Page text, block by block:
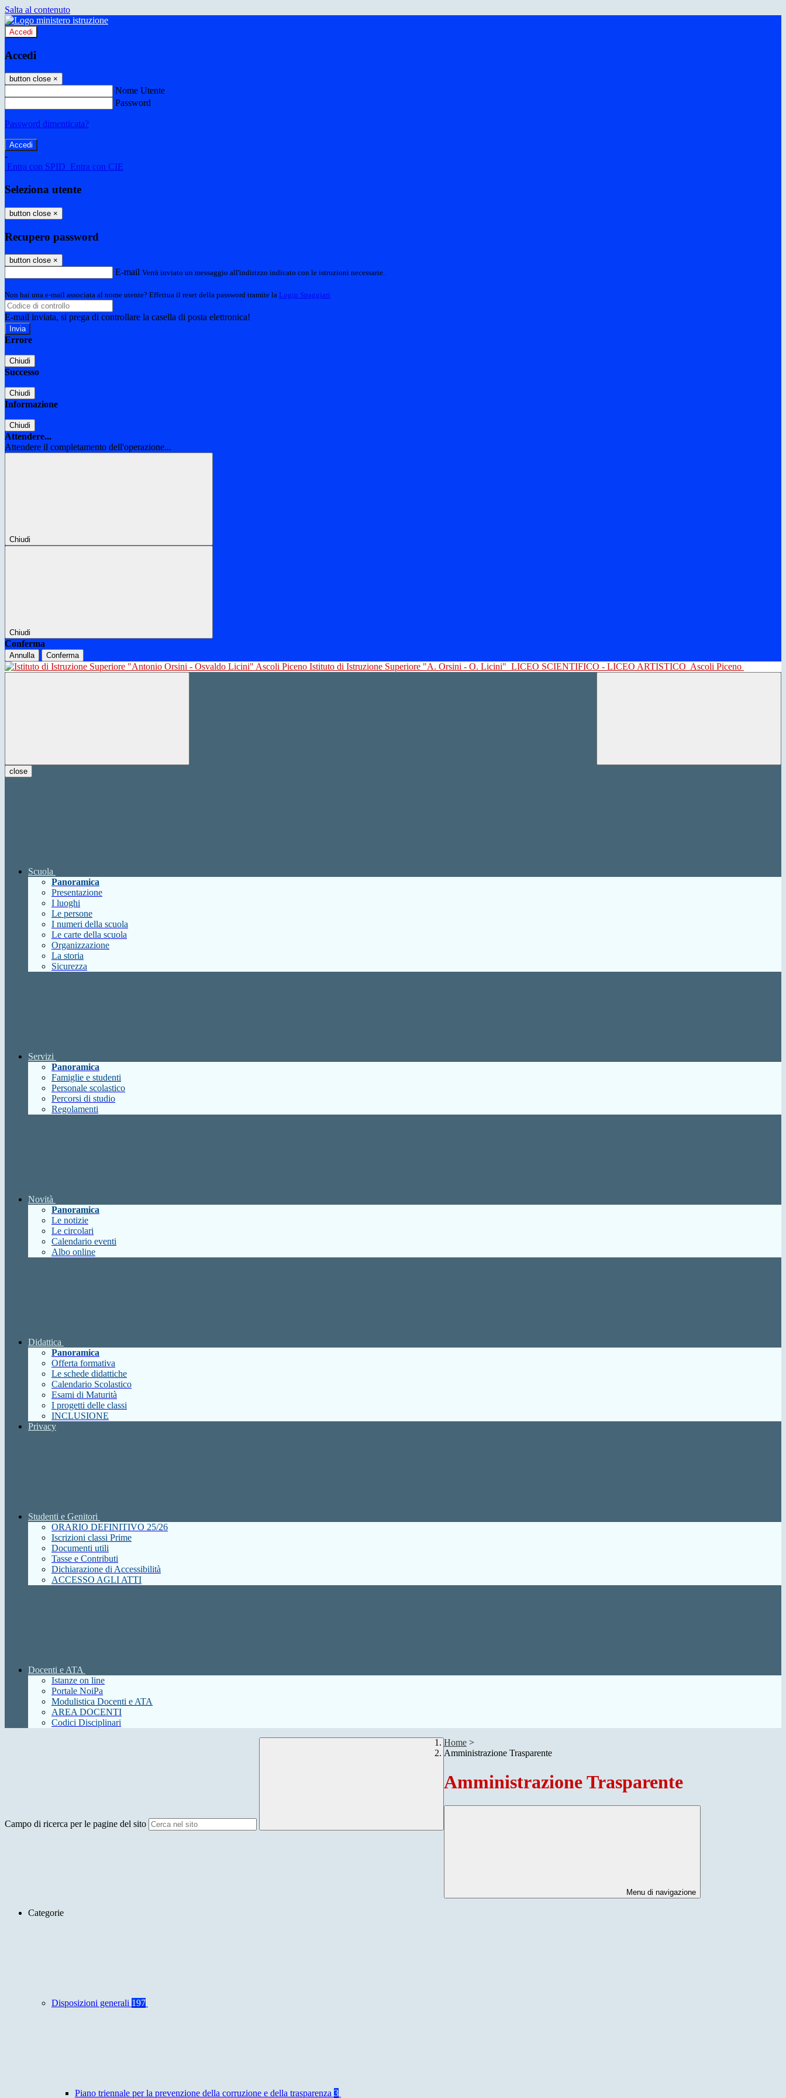
Salta al contenuto
Accedi
Accedi
button close ×
Nome Utente
Password
Password dimenticata?
-
Entra con SPID Entra con CIE
Seleziona utente
button close ×
Recupero password
button close ×
E-mail Verrà inviato un messaggio all'indirizzo indicato con le istruzioni necessarie.
Non hai una e-mail associata al nome utente? Effettua il reset della password tramite la Login Spaggiari
E-mail inviata, si prega di controllare la casella di posta elettronica!
Errore
Chiudi
Successo
Chiudi
Informazione
Chiudi
Attendere...
Attendere il completamento dell'operazione...
Chiudi
Chiudi
Conferma
Annulla Conferma
Istituto di Istruzione Superiore "A. Orsini - O. Licini" LICEO SCIENTIFICO - LICEO ARTISTICO Ascoli Piceno
close
Scuola
Panoramica
Presentazione
I luoghi
Le persone
I numeri della scuola
Le carte della scuola
Organizzazione
La storia
Sicurezza
Servizi
Panoramica
Famiglie e studenti
Personale scolastico
Percorsi di studio
Regolamenti
Novità
Panoramica
Le notizie
Le circolari
Calendario eventi
Albo online
Didattica
Panoramica
Offerta formativa
Le schede didattiche
Calendario Scolastico
Esami di Maturità
I progetti delle classi
INCLUSIONE
Privacy
Studenti e Genitori
ORARIO DEFINITIVO 25/26
Iscrizioni classi Prime
Documenti utili
Tasse e Contributi
Dichiarazione di Accessibilità
ACCESSO AGLI ATTI
Docenti e ATA
Istanze on line
Portale NoiPa
Modulistica Docenti e ATA
AREA DOCENTI
Codici Disciplinari
Campo di ricerca per le pagine del sito
Home >
Amministrazione Trasparente
Amministrazione Trasparente
Menu di navigazione
Categorie
Disposizioni generali 197
Piano triennale per la prevenzione della corruzione e della trasparenza 3